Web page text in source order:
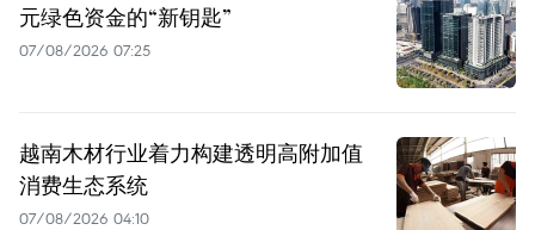
元绿色资金的“新钥匙”
07/08/2026 07:25
越南木材行业着力构建透明高附加值
消费生态系统
07/08/2026 04:10